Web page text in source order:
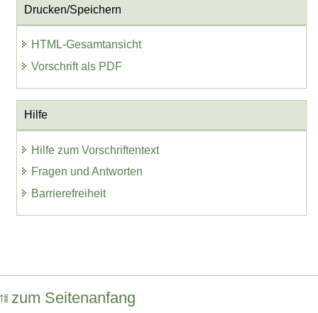
Drucken/Speichern
HTML-Gesamtansicht
Vorschrift als PDF
Hilfe
Hilfe zum Vorschriftentext
Fragen und Antworten
Barrierefreiheit
zum Seitenanfang